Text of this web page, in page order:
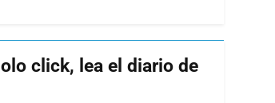
click, lea el diario de